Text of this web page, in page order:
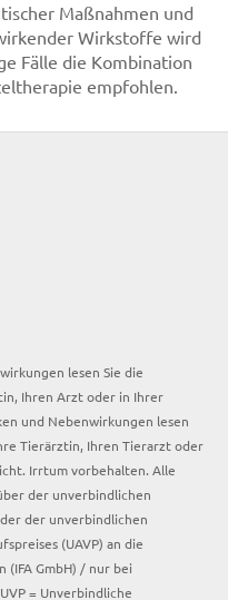
Maßnahmen und
Wirkstoffe wird
Fälle die Kombination
empfohlen.
lesen Sie die
Ihren Arzt oder in Ihrer
und Nebenwirkungen lesen
Tierärztin, Ihren Tierarzt oder
Irrtum vorbehalten. Alle
der unverbindlichen
der unverbindlichen
(UAVP) an die
GmbH) / nur bei
= Unverbindliche